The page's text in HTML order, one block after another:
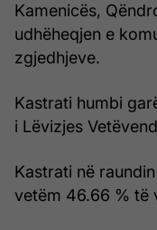
Kamenicës,
udhëheqjen e
zgjedhjeve.
Kastrati humbi
i Lëvizjes
Kastrati në
vetëm 46.66 % të